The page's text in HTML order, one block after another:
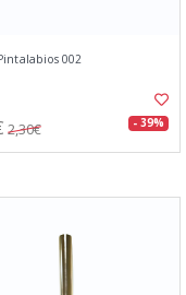
002
2,30€ - 39%